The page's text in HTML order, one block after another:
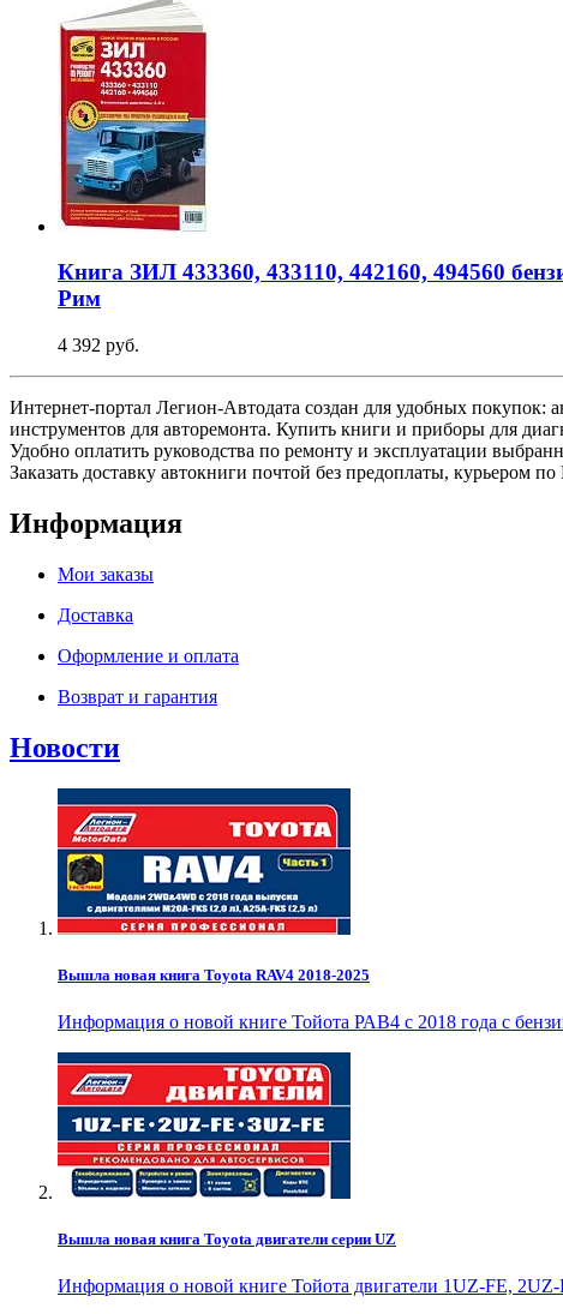
Книга ЗИЛ 433360, 433110, 442160, 494560
Рим
4 392 руб.
Интернет-портал Легион-Автодата создан для удобных покупок:
инструментов для авторемонта. Купить книги и приборы для
Удобно оплатить руководства по ремонту и эксплуатации
Заказать доставку автокниги почтой без предоплаты, курьером
Информация
Мои заказы
Доставка
Оформление и оплата
Возврат и гарантия
Новости
Вышла новая книга Toyota RAV4 2018-2025
Информация о новой книге Тойота РАВ4 с 2018 года с
Вышла новая книга Toyota двигатели серии UZ
Информация о новой книге Тойота двигатели 1UZ-FE,